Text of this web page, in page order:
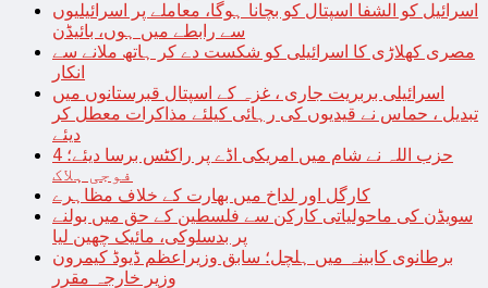
اسرائیل کو الشفا اسپتال کو بچانا ہوگا، معاملے پر اسرائیلیوں
سے رابطے میں ہوں، بائیڈن
مصری کھلاڑی کا اسرائیلی کو شکست دے کر ہاتھ ملانے سے
انکار
اسرائیلی بربریت جاری ، غزہ کے اسپتال قبرستانوں میں
تبدیل ، حماس نے قیدیوں کی رہائی کیلئے مذاکرات معطل کر
دیئے
حزب اللہ نے شام میں امریکی اڈے پر راکٹس برسا دیئے؛ 4
فوجی ہلاک
کارگل اور لداخ میں بھارت کے خلاف مظاہرے
سویڈن کی ماحولیاتی کارکن سے فلسطین کے حق میں بولنے
پر بدسلوکی، مائیک چھین لیا
برطانوی کابینہ میں ہلچل؛ سابق وزیراعظم ڈیوڈ کیمرون
وزیر خارجہ مقرر